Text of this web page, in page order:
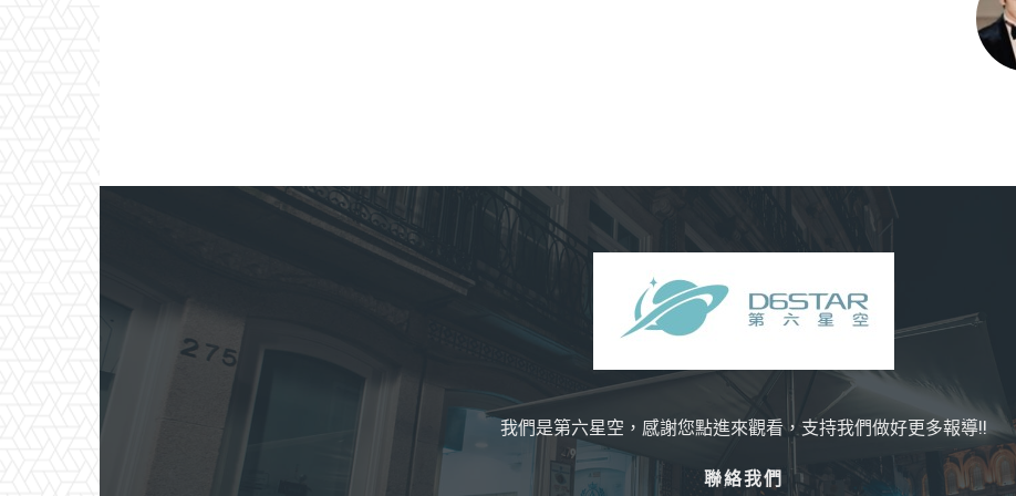
我們是第六星空，感謝您點進來觀看，支持我們做好更多報導!!
聯絡我們